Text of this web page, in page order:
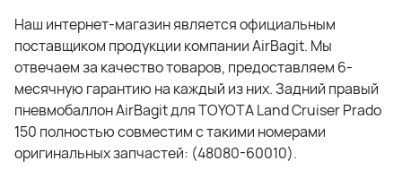
Наш интернет-магазин является официальным
поставщиком продукции компании AirBagit. Мы
отвечаем за качество товаров, предоставляем 6-
месячную гарантию на каждый из них. Задний правый
пневмобаллон AirBagit для TOYOTA Land Cruiser Prado
150 полностью совместим с такими номерами
оригинальных запчастей: (48080-60010).